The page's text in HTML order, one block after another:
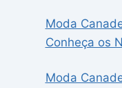
Moda
Conheça os
Moda